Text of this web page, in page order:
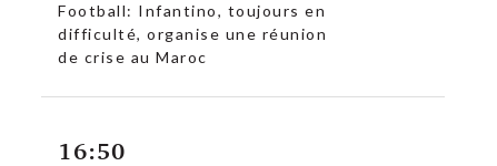
Football: Infantino, toujours en
difficulté, organise une réunion
de crise au Maroc
16:50